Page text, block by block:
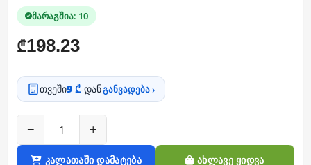
მარაგშია: 10
₾198.23
თვეში9 ₾-დანგანვადება ›
− +
კალათაში დამატება ახლავე ყიდვა